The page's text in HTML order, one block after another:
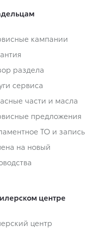
кампании
раздела
сервиса
части и масла
предложения
ТО и запись
на новый
центре
центр